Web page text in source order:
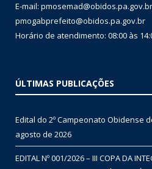
E-mail:
pmogabprefeito@obidos.pa.gov.br
Horário de atendimento: 08:00 às
ÚLTIMAS PUBLICAÇÕES
Edital do 2º Campeonato Obidense
agosto de 2026
EDITAL Nº 001/2026 – III COPA DA